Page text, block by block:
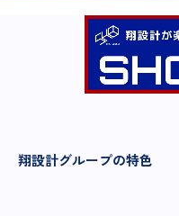
翔設計グループの特色